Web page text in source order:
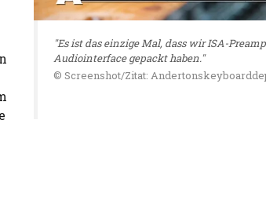
"Es ist das einzige Mal, dass wir ISA-
Audiointerface gepackt haben."
© Screenshot/Zitat: